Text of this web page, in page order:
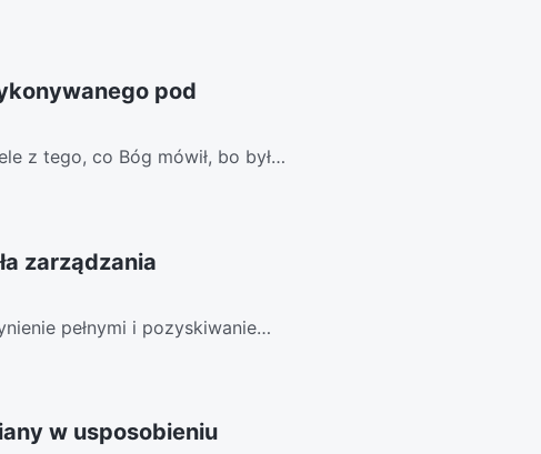
pod
z tego, co Bóg mówił, bo było
zarządzania
pełnymi i pozyskiwanie
w usposobieniu